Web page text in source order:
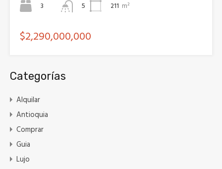
3
5
211 m²
$2,290,000,000
Categorías
Alquilar
Antioquia
Comprar
Guia
Lujo